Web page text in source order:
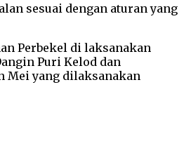
sesuai dengan aturan yang
Perbekel di laksanakan
Puri Kelod dan
Mei yang dilaksanakan